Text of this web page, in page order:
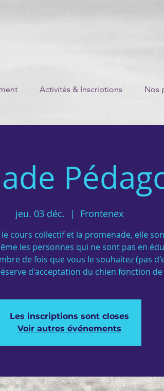
Activités & Inscriptions Nos
jeu. 03 déc.
  |
Frontenex
cours collectif et la promenade, elle
les personnes qui ne sont pas en
de fois que vous le souhaitez (pas
d'acceptation du chien fonction
Les inscriptions sont closes
Voir autres événements